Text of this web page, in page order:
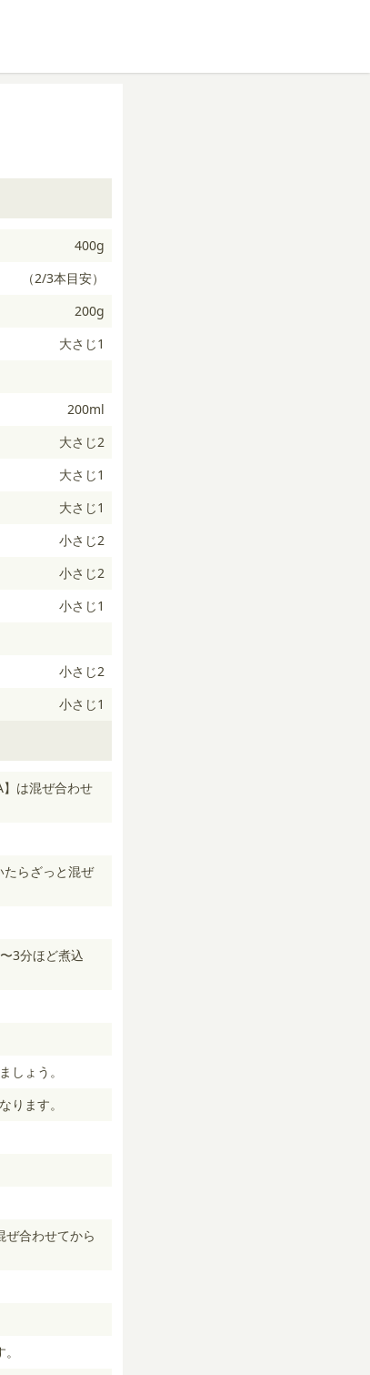
400g
（2/3本目安）
200g
大さじ1
200ml
大さじ2
大さじ1
大さじ1
小さじ2
小さじ2
小さじ1
小さじ2
小さじ1
は混ぜ合わせ
らざっと混ぜ
3分ほど煮込
しょう。
ります。
ぜ合わせてから